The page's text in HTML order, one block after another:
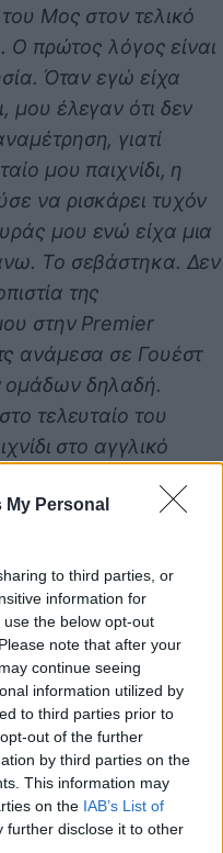
Personal
to third parties, or
information for
the below opt-out
note that after your
continue seeing
information utilized by
to third parties prior to
out of the further
by third parties on the
This information may
on the IAB’s List of
further disclose it to other
Μος στον τελικό
πρώτος λόγος είναι
Όταν εγώ είχα
μου έλεγαν ότι δεν
γιατί
μου παιχνίδι, η
να ρισκάρει τυχόν
μου ενώ είχα μια
Το σεβάστηκα. Δεν
της
στην Premier
ανάμεσα σε Γουέστ
ομάδων δηλαδή.
τελευταίο του
στο αγγλικό
από τη στιγμή
διαιτητής ζει
έχει με το δυτικό
αν ήταν η πιο σοφή
ένα παιχνίδι τέτοιου
τη Χάντερσφιλντ,
Ειδικά μετά την
τη διαιτησία. VAR
ως ένα δίχτυ